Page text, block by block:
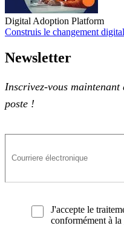
Digital Adoption Platform
Construis le changement
Newsletter
Inscrivez-vous maintenant
poste !
J'accepte le
conformément à la